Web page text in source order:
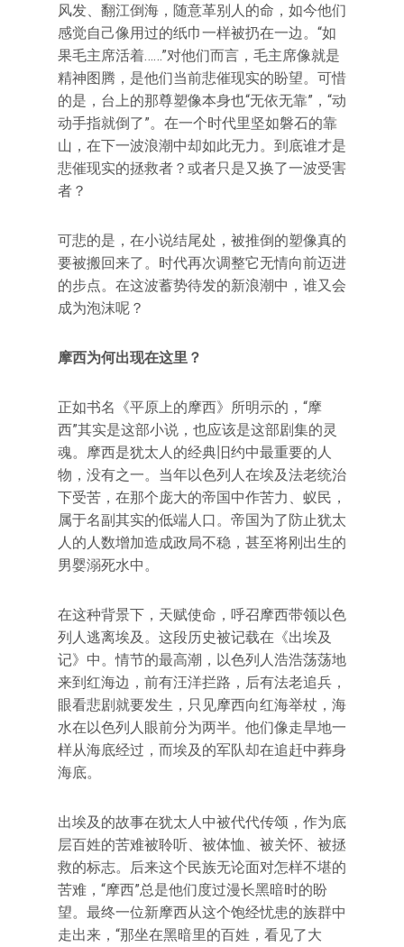
风发、翻江倒海，随意革别人的命，如今他们
感觉自己像用过的纸巾一样被扔在一边。“如
果毛主席活着……”对他们而言，毛主席像就是
精神图腾，是他们当前悲催现实的盼望。可惜
的是，台上的那尊塑像本身也“无依无靠”，“动
动手指就倒了”。在一个时代里坚如磐石的靠
山，在下一波浪潮中却如此无力。到底谁才是
悲催现实的拯救者？或者只是又换了一波受害
者？
可悲的是，在小说结尾处，被推倒的塑像真的
要被搬回来了。时代再次调整它无情向前迈进
的步点。在这波蓄势待发的新浪潮中，谁又会
成为泡沫呢？
摩西为何出现在这里？
正如书名《平原上的摩西》所明示的，“摩
西”其实是这部小说，也应该是这部剧集的灵
魂。摩西是犹太人的经典旧约中最重要的人
物，没有之一。当年以色列人在埃及法老统治
下受苦，在那个庞大的帝国中作苦力、蚁民，
属于名副其实的低端人口。帝国为了防止犹太
人的人数增加造成政局不稳，甚至将刚出生的
男婴溺死水中。
在这种背景下，天赋使命，呼召摩西带领以色
列人逃离埃及。这段历史被记载在《出埃及
记》中。情节的最高潮，以色列人浩浩荡荡地
来到红海边，前有汪洋拦路，后有法老追兵，
眼看悲剧就要发生，只见摩西向红海举杖，海
水在以色列人眼前分为两半。他们像走旱地一
样从海底经过，而埃及的军队却在追赶中葬身
海底。
出埃及的故事在犹太人中被代代传颂，作为底
层百姓的苦难被聆听、被体恤、被关怀、被拯
救的标志。后来这个民族无论面对怎样不堪的
苦难，“摩西”总是他们度过漫长黑暗时的盼
望。最终一位新摩西从这个饱经忧患的族群中
走出来，“那坐在黑暗里的百姓，看见了大